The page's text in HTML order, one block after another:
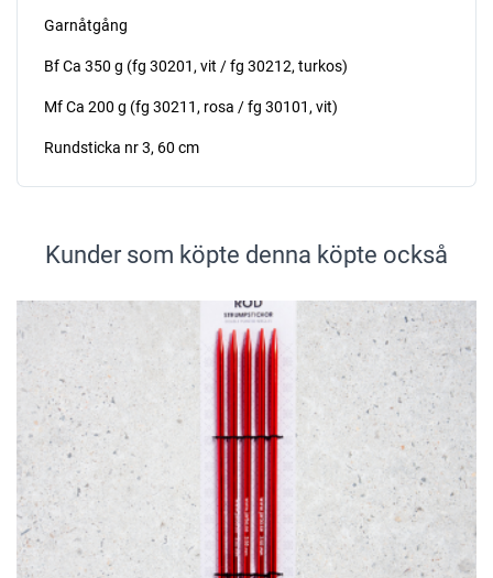
Garnåtgång
Bf Ca 350 g (fg 30201, vit / fg 30212, turkos)
Mf Ca 200 g (fg 30211, rosa / fg 30101, vit)
Rundsticka nr 3, 60 cm
Kunder som köpte denna köpte också